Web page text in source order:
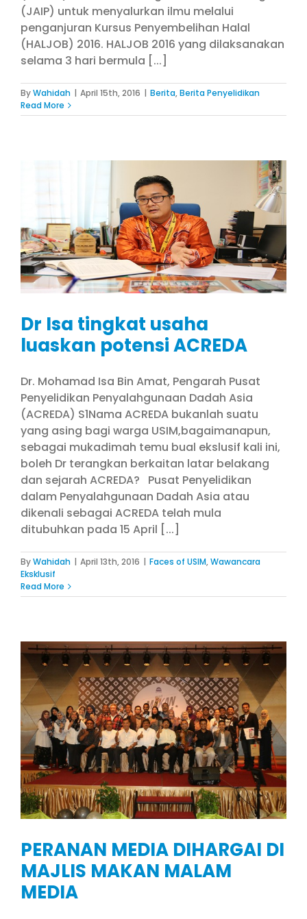
(JAIP) untuk menyalurkan ilmu melalui
penganjuran Kursus Penyembelihan Halal
(HALJOB) 2016. HALJOB 2016 yang dilaksanakan
selama 3 hari bermula [...]
ByWahidah | April 15th, 2016 | Berita,Berita Penyelidikan
Read More
Dr Isa tingkat usaha
luaskan potensi ACREDA
Dr. Mohamad Isa Bin Amat, Pengarah Pusat
Penyelidikan Penyalahgunaan Dadah Asia
(ACREDA) S1Nama ACREDA bukanlah suatu
yang asing bagi warga USIM,bagaimanapun,
sebagai mukadimah temu bual ekslusif kali ini,
boleh Dr terangkan berkaitan latar belakang
dan sejarah ACREDA? Pusat Penyelidikan
dalam Penyalahgunaan Dadah Asia atau
dikenali sebagai ACREDA telah mula
ditubuhkan pada 15 April [...]
ByWahidah | April 13th, 2016 | Faces of USIM,Wawancara
Eksklusif
Read More
PERANAN MEDIA DIHARGAI DI
MAJLIS MAKAN MALAM
MEDIA